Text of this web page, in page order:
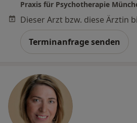
Terminanfrage senden